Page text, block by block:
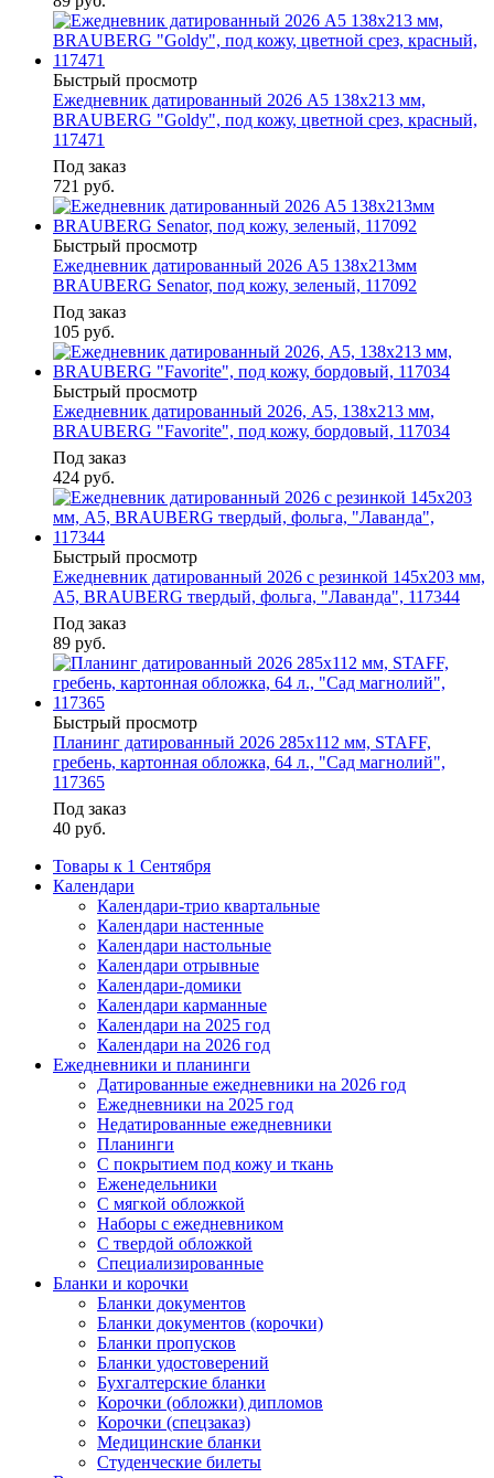
Быстрый просмотр
Ежедневник датированный 2026 А5 138x213 мм,
BRAUBERG "Goldy", под кожу, цветной срез, красный,
117471
Под заказ
721 руб.
Быстрый просмотр
Ежедневник датированный 2026 А5 138x213мм
BRAUBERG Senator, под кожу, зеленый, 117092
Под заказ
105 руб.
Быстрый просмотр
Ежедневник датированный 2026, А5, 138x213 мм,
BRAUBERG "Favorite", под кожу, бордовый, 117034
Под заказ
424 руб.
Быстрый просмотр
Ежедневник датированный 2026 с резинкой 145х203 мм,
А5, BRAUBERG твердый, фольга, "Лаванда", 117344
Под заказ
89 руб.
Быстрый просмотр
Планинг датированный 2026 285х112 мм, STAFF,
гребень, картонная обложка, 64 л., "Сад магнолий",
117365
Под заказ
40 руб.
Товары к 1 Сентября
Календари
Календари-трио квартальные
Календари настенные
Календари настольные
Календари отрывные
Календари-домики
Календари карманные
Календари на 2025 год
Календари на 2026 год
Ежедневники и планинги
Датированные ежедневники на 2026 год
Ежедневники на 2025 год
Недатированные ежедневники
Планинги
С покрытием под кожу и ткань
Еженедельники
С мягкой обложкой
Наборы с ежедневником
С твердой обложкой
Специализированные
Бланки и корочки
Бланки документов
Бланки документов (корочки)
Бланки пропусков
Бланки удостоверений
Бухгалтерские бланки
Корочки (обложки) дипломов
Корочки (спецзаказ)
Медицинские бланки
Студенческие билеты